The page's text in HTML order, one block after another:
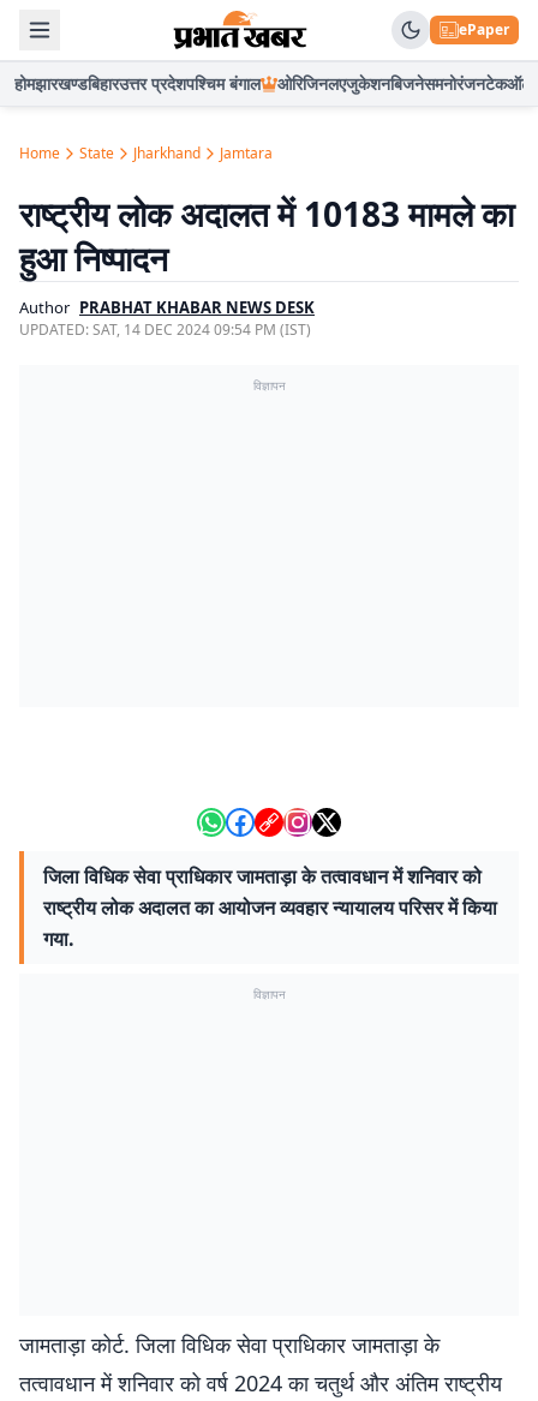
ePaper
होमझारखण्डबिहारउत्तर प्रदेशपश्चिम बंगाल ओरिजिनलएजुकेशनबिजनेसमनोरंजनटेकऑटो
Home State Jharkhand Jamtara
राष्ट्रीय लोक अदालत में 10183 मामले का
हुआ निष्पादन
Author PRABHAT KHABAR NEWS DESK
UPDATED:SAT, 14 DEC 2024 09:54 PM (IST)
विज्ञापन
जिला विधिक सेवा प्राधिकार जामताड़ा के तत्वावधान में शनिवार को
राष्ट्रीय लोक अदालत का आयोजन व्यवहार न्यायालय परिसर में किया
गया.
विज्ञापन
जामताड़ा कोर्ट. जिला विधिक सेवा प्राधिकार जामताड़ा के
तत्वावधान में शनिवार को वर्ष 2024 का चतुर्थ और अंतिम राष्ट्रीय